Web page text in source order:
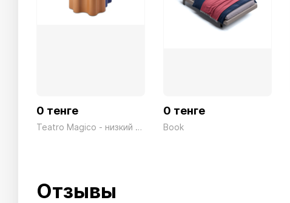
0 тенге
Teatro Magico - низкий стол
0 тенге
Book
Отзывы